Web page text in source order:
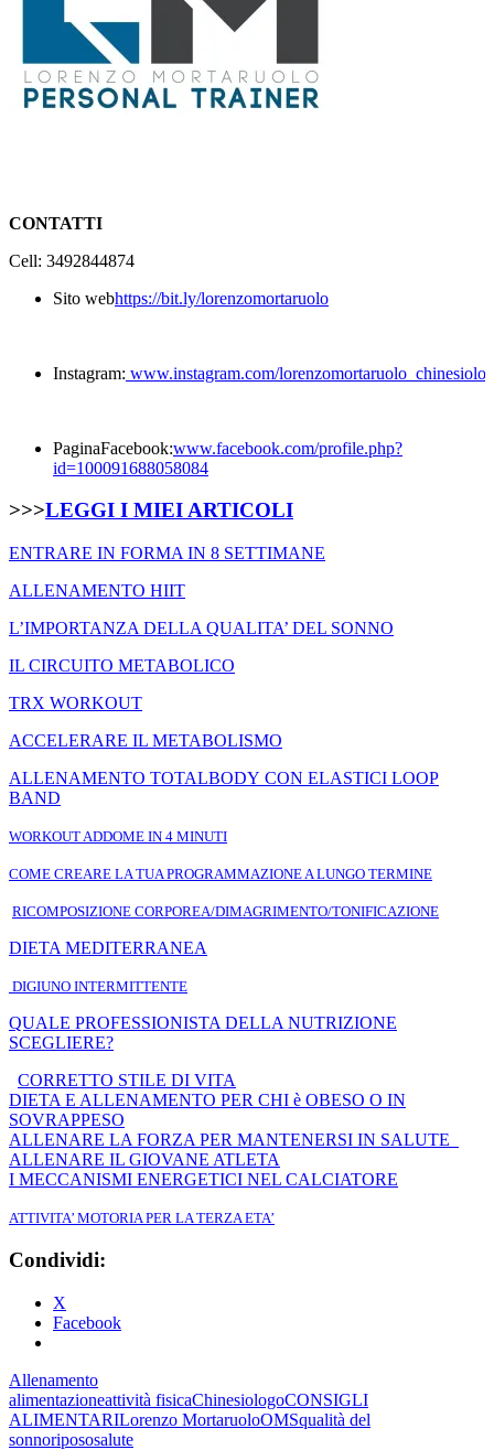
CONTATTI
Cell: 3492844874
Sito webhttps://bit.ly/lorenzomortaruolo
Instagram: www.instagram.com/
PaginaFacebook:www.facebook.com/profile.php?
id=100091688058084
>>>LEGGI I MIEI ARTICOLI
ENTRARE IN FORMA IN 8 SETTIMANE
ALLENAMENTO HIIT
L’IMPORTANZA DELLA QUALITA’ DEL SONNO
IL CIRCUITO METABOLICO
TRX WORKOUT
ACCELERARE IL METABOLISMO
ALLENAMENTO TOTALBODY CON ELASTICI LOOP
BAND
WORKOUT ADDOME IN 4 MINUTI
COME CREARE LA TUA PROGRAMMAZIONE A LUNGO TERMINE
RICOMPOSIZIONE CORPOREA/DIMAGRIMENTO/TONIFICAZIONE
DIETA MEDITERRANEA
DIGIUNO INTERMITTENTE
QUALE PROFESSIONISTA DELLA NUTRIZIONE
SCEGLIERE?
CORRETTO STILE DI VITA
DIETA E ALLENAMENTO PER CHI è OBESO O IN
SOVRAPPESO
ALLENARE LA FORZA PER MANTENERSI IN SALUTE
ALLENARE IL GIOVANE ATLETA
I MECCANISMI ENERGETICI NEL CALCIATORE
ATTIVITA’ MOTORIA PER LA TERZA ETA’
Condividi:
X
Facebook
Allenamento
alimentazioneattività fisicaChinesiologoCONSIGLI
ALIMENTARILorenzo MortaruoloOMSqualità del
sonnoripososalute